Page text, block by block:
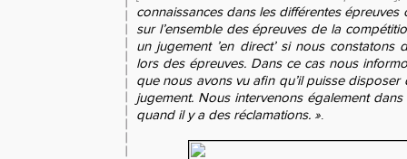
connaissances dans les différentes épreuves
sur l’ensemble des épreuves de la
un jugement ’en direct’ si nous constatons
lors des épreuves. Dans ce cas nous
que nous avons vu afin qu’il puisse
jugement. Nous intervenons également dans
quand il y a des réclamations. ».